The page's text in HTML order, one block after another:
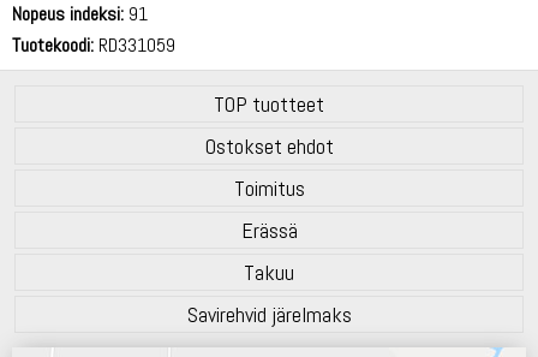
Nopeus indeksi: 91
Tuotekoodi: RD331059
TOP tuotteet
Ostokset ehdot
Toimitus
Erässä
Takuu
Savirehvid järelmaks